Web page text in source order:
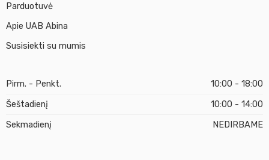
Parduotuvė
Apie UAB Abina
Susisiekti su mumis
Pirm. - Penkt.
10:00 - 18:00
Šeštadienį
10:00 - 14:00
Sekmadienį
NEDIRBAME